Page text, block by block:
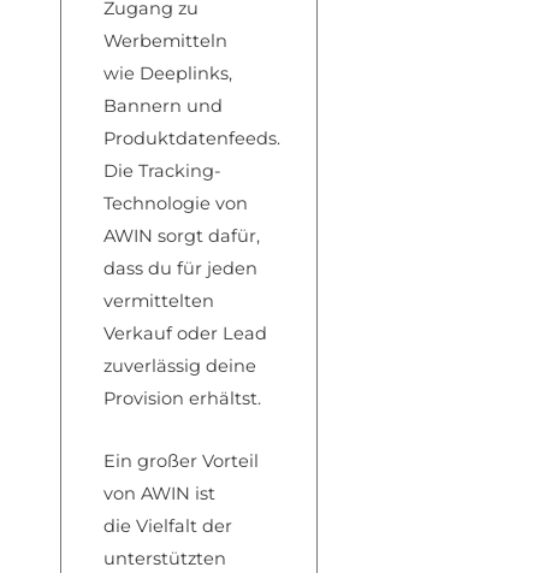
Zugang zu
Werbemitteln
wie Deeplinks,
Bannern und
Produktdatenfeeds.
Die Tracking-
Technologie von
AWIN sorgt dafür,
dass du für jeden
vermittelten
Verkauf oder Lead
zuverlässig deine
Provision erhältst.
Ein großer Vorteil
von AWIN ist
die Vielfalt der
unterstützten